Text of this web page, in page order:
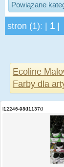
Powiązane
stron (1): | 1
Ecoline
Farby dla
i12246-98d1137d